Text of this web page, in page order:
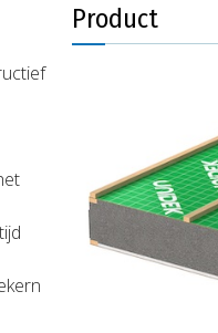
Product